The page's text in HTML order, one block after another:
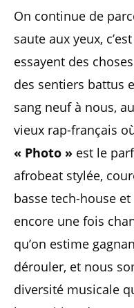
On continue de
saute aux yeux,
essayent des
des sentiers battus
sang neuf à nous,
vieux rap-français
« Photo » est le
afrobeat stylée,
basse tech-house
encore une fois
qu’on estime
dérouler, et nous
diversité musicale